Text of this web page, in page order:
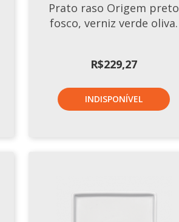
Prato raso Origem preto
fosco, verniz verde oliva.
R$229,27
INDISPONÍVEL